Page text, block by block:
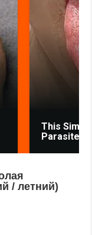
This
Parasites
/ летний)